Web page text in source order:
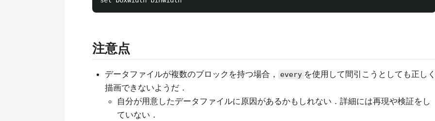
注意点
データファイルが複数のブロックを持つ場合， every を使用して間引こうとしても正し
描画できないようだ．
自分が用意したデータファイルに原因があるかもしれない．詳細には再現や検証をし
ていない．